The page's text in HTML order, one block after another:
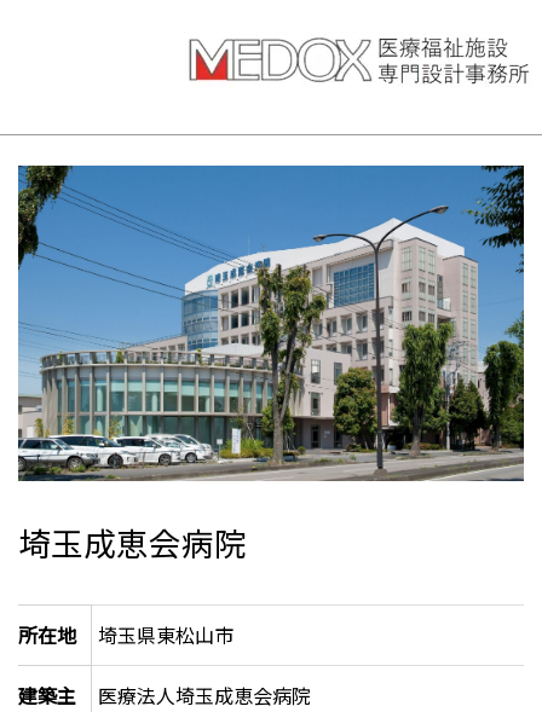
埼玉成恵会病院
所在地 埼玉県東松山市
建築主 医療法人埼玉成恵会病院